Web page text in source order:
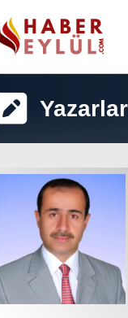
Yazarlar